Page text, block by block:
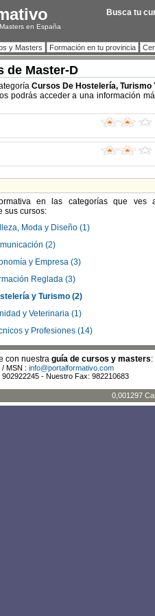
en España
y Masters Formación en tu provincia
de Master-D
Cursos De Hostelería, Turismo
podrás acceder a una información
en las categorías que ves
sus cursos:
Moda y Diseño (1)
(2)
y Empresa (3)
Reglada (3)
y Turismo (2)
y Veterinaria (1)
y Profesiones (14)
Busca tu
con nuestra guía de cursos y masters:
MSN : info@portalformativo.com
902922245 - Nuestro Fax: 982210683
0,001297